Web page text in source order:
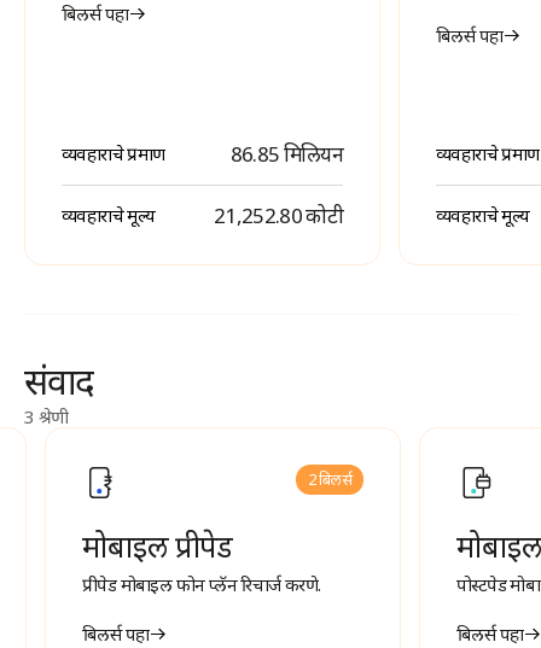
बिलर्स पहा
व्यवहाराचे प्रमाण 86.85 मिलियन
व्यवहाराचे मूल्य ₹ 21,252.80 कोटी
बिलर्स पहा
व्यवहाराचे प्रमाण
व्यवहाराचे मूल्य
संवाद
3 श्रेणी
2 बिलर्स
मोबाइल प्रीपेड
प्रीपेड मोबाइल फोन प्लॅन रिचार्ज करणे.
बिलर्स पहा
पोस्टपेड
बिलर्स पहा